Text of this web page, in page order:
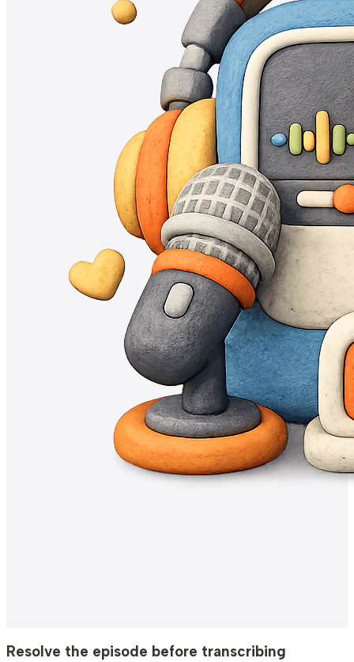
Resolve the episode before transcribing